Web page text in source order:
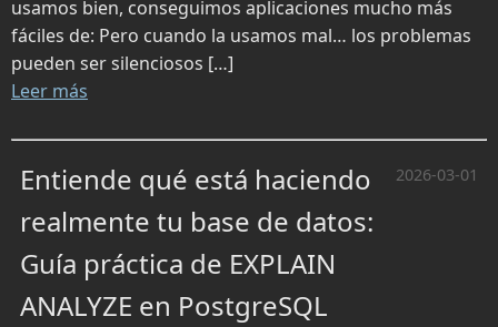
usamos bien, conseguimos aplicaciones mucho más
fáciles de: Pero cuando la usamos mal… los problemas
pueden ser silenciosos […]
Leer más
Entiende qué está haciendo
realmente tu base de datos:
Guía práctica de EXPLAIN
ANALYZE en PostgreSQL
2026-03-01